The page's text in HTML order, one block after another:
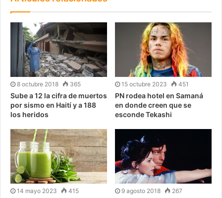
8 octubre 2018 365
Sube a 12 la cifra de muertos
por sismo en Haití y a 188
los heridos
15 octubre 2023 451
PN rodea hotel en Samaná
en donde creen que se
esconde Tekashi
14 mayo 2023 415 9 agosto 2018 267